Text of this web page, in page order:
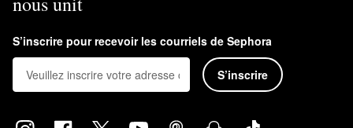
S’inscrire pour recevoir les courriels de Sephora
S’inscrire